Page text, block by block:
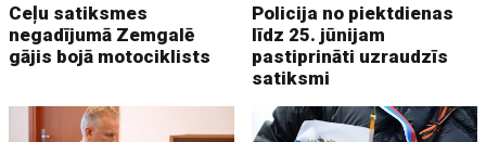
Ceļu satiksmes
negadījumā Zemgalē
gājis bojā motociklists
Policija no piektdienas
līdz 25. jūnijam
pastiprināti uzraudzīs
satiksmi